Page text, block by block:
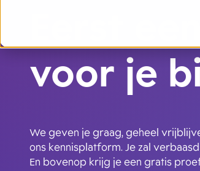
Eerst
voor je
We geven je graag, geheel
ons kennisplatform. Je zal
En bovenop krijg je een gratis